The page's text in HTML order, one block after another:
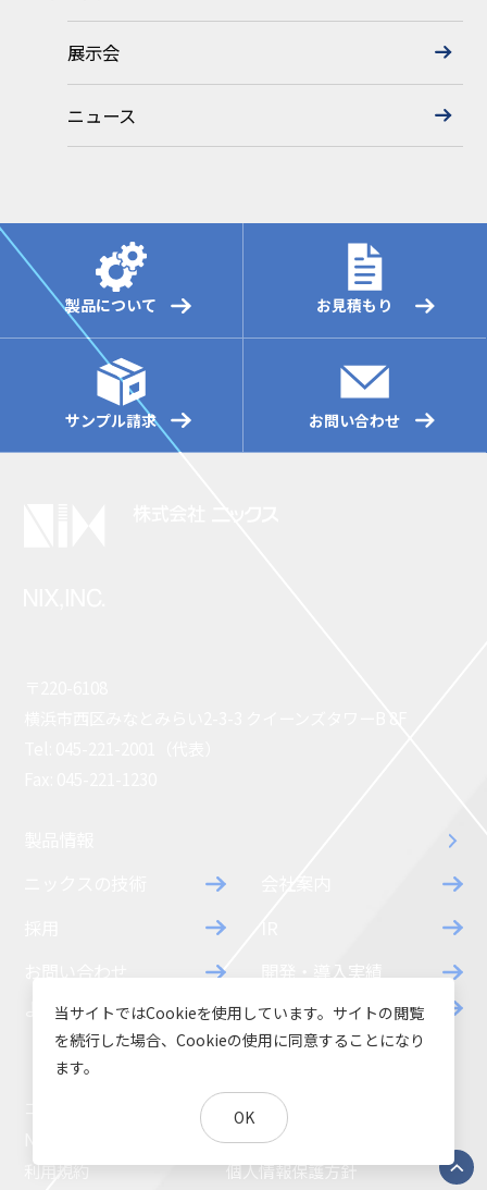
展示会
ニュース
製品について お見積もり
サンプル請求 お問い合わせ
開発・導入実績
よくあるご質問
ダウンロード
お知らせ
NIXのサスティナビリティ 環境負荷物質調査結果
利用規約
個人情報保護方針
当サイトではCookieを使用しています。サイトの閲覧
を続行した場合、Cookieの使用に同意することになり
ます。
OK